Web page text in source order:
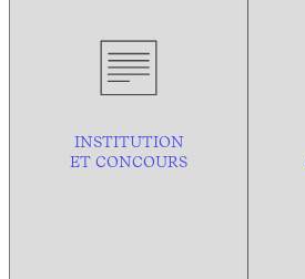
INSTITUTION
ET CONCOURS